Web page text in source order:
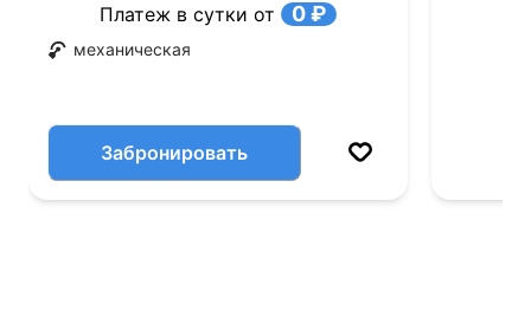
Платеж в сутки от 0 ₽
механическая
Забронировать